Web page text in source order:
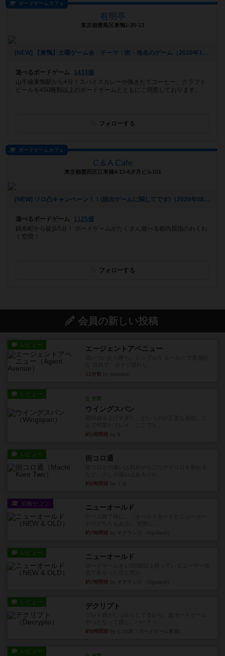
ボードゲームカフェ
有明亭
東京都豊島区巣鴨1-20-13
[NEW] 【巣鴨】土曜ゲーム会 テーマ：街・地名のゲーム（2020年12月02日 17時54分）
遊べるボードゲーム
1433個
山手線巣鴨駅から4分！スパイスカレーや挽きたてコーヒー、クラフト
ビールを450種類以上のボードゲームとともにご用意しております。
フォローする
ボードゲームカフェ
C＆A Cafe
東京都墨田区江東橋4-13-6夕月ビル101
[NEW] ソロ凸キャンペーン！！(脱出ゲームに関してです)（2020年08月17日 13時11分）
遊べるボードゲーム
1125個
錦糸町から徒歩5分！ ボードゲームがたくさん遊べる都内屈指のわくわ
く空間！
フォローする
会員の新しい投稿
レビュー エージェントアベニュー
12分前
レビュー
充実
ウイングスパン
約1時間前
レビュー 街コロ通
約6時間前
戦略やコツ ニューオールド
約7時間前
レビュー ニューオールド
約7時間前
レビュー デクリプト
約8時間前
レビュー